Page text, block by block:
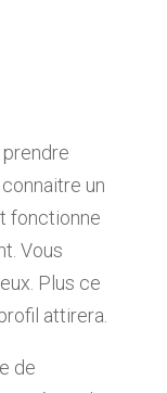
un
fonctionne
Vous
Plus ce
attirera.
de